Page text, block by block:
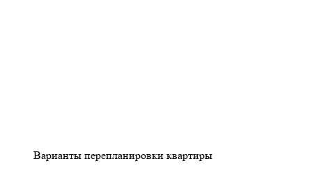
Варианты перепланировки квартиры